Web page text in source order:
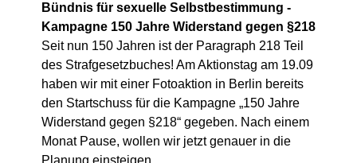
Bündnis für sexuelle Selbstbestimmung -
Kampagne 150 Jahre Widerstand gegen §218
Seit nun 150 Jahren ist der Paragraph 218 Teil
des Strafgesetzbuches! Am Aktionstag am 19.09
haben wir mit einer Fotoaktion in Berlin bereits
den Startschuss für die Kampagne „150 Jahre
Widerstand gegen §218“ gegeben. Nach einem
Monat Pause, wollen wir jetzt genauer in die